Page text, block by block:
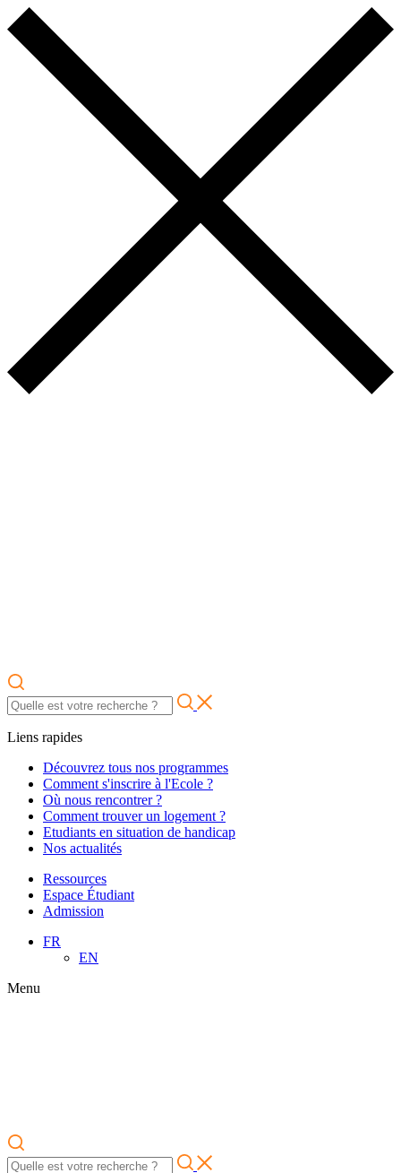
Liens rapides
Découvrez tous nos programmes
Comment s'inscrire à l'Ecole ?
Où nous rencontrer ?
Comment trouver un logement ?
Etudiants en situation de handicap
Nos actualités
Ressources
Espace Étudiant
Admission
FR
EN
Menu